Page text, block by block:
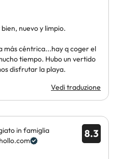
nuevo y limpio.
más céntrica...hay q coger el
tiempo. Hubo un vertido
disfrutar la playa.
Vedi traduzione
8.3
in famiglia